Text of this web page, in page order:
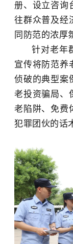
册、设立咨询
往群众普及经
同防范的浓厚
针对老年
宣传将防范养
侦破的典型案
老投资骗局、
老陷阱、免费
犯罪团伙的话